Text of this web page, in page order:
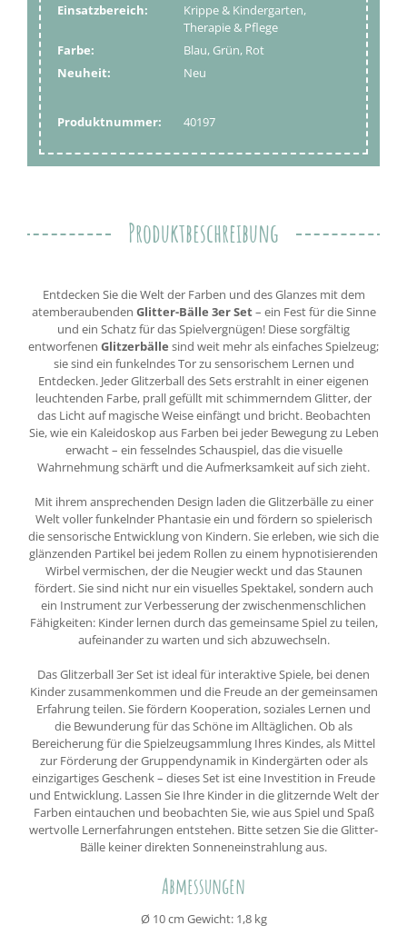
Einsatzbereich:
Krippe & Kindergarten,
Therapie & Pflege
Farbe:
Blau, Grün, Rot
Neuheit:
Neu
Produktnummer: 40197
Produktbeschreibung
Entdecken Sie die Welt der Farben und des Glanzes mit dem
atemberaubenden Glitter-Bälle 3er Set– ein Fest für die Sinne
und ein Schatz für das Spielvergnügen! Diese sorgfältig
entworfenen Glitzerbälle sind weit mehr als einfaches Spielzeug;
sie sind ein funkelndes Tor zu sensorischem Lernen und
Entdecken. Jeder Glitzerball des Sets erstrahlt in einer eigenen
leuchtenden Farbe, prall gefüllt mit schimmerndem Glitter, der
das Licht auf magische Weise einfängt und bricht. Beobachten
Sie, wie ein Kaleidoskop aus Farben bei jeder Bewegung zu Leben
erwacht – ein fesselndes Schauspiel, das die visuelle
Wahrnehmung schärft und die Aufmerksamkeit auf sich zieht.
Mit ihrem ansprechenden Design laden die Glitzerbälle zu einer
Welt voller funkelnder Phantasie ein und fördern so spielerisch
die sensorische Entwicklung von Kindern. Sie erleben, wie sich die
glänzenden Partikel bei jedem Rollen zu einem hypnotisierenden
Wirbel vermischen, der die Neugier weckt und das Staunen
fördert. Sie sind nicht nur ein visuelles Spektakel, sondern auch
ein Instrument zur Verbesserung der zwischenmenschlichen
Fähigkeiten: Kinder lernen durch das gemeinsame Spiel zu teilen,
aufeinander zu warten und sich abzuwechseln.
Das Glitzerball 3er Set ist ideal für interaktive Spiele, bei denen
Kinder zusammenkommen und die Freude an der gemeinsamen
Erfahrung teilen. Sie fördern Kooperation, soziales Lernen und
die Bewunderung für das Schöne im Alltäglichen. Ob als
Bereicherung für die Spielzeugsammlung Ihres Kindes, als Mittel
zur Förderung der Gruppendynamik in Kindergärten oder als
einzigartiges Geschenk – dieses Set ist eine Investition in Freude
und Entwicklung. Lassen Sie Ihre Kinder in die glitzernde Welt der
Farben eintauchen und beobachten Sie, wie aus Spiel und Spaß
wertvolle Lernerfahrungen entstehen. Bitte setzen Sie die Glitter-
Bälle keiner direkten Sonneneinstrahlung aus.
Abmessungen
Ø 10 cm Gewicht: 1,8 kg